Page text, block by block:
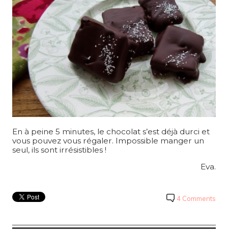
En à peine 5 minutes, le chocolat s’est déjà durci et
vous pouvez vous régaler. Impossible manger un
seul, ils sont irrésistibles !
Eva.
4 Comments